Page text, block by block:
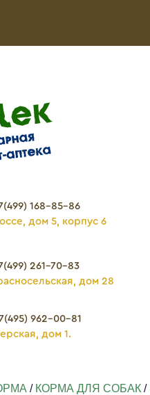
168-85-86
дом 5, корпус 6
261-70-83
дом 28
962-00-81
дом 1.
/ КОРМА ДЛЯ СОБАК/